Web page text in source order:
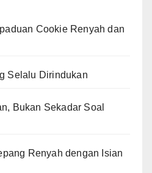
Cookie Renyah dan
Selalu Dirindukan
Bukan Sekadar Soal
Renyah dengan Isian